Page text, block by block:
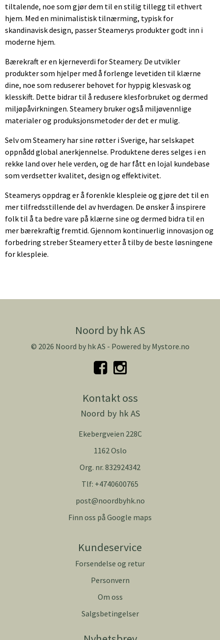
tiltalende, noe som gjør dem til en stilig tillegg til ethvert
hjem. Med en minimalistisk tilnærming, typisk for
skandinavisk design, passer Steamerys produkter godt inn i
moderne hjem.
Bærekraft er en kjerneverdi for Steamery. De utvikler
produkter som hjelper med å forlenge levetiden til klærne
dine, noe som reduserer behovet for hyppig klesvask og
klesskift. Dette bidrar til å redusere klesforbruket og dermed
miljøpåvirkningen. Steamery bruker også miljøvennlige
materialer og produksjonsmetoder der det er mulig.
Selv om Steamery har sine røtter i Sverige, har selskapet
oppnådd global anerkjennelse. Produktene deres selges i en
rekke land over hele verden, og de har fått en lojal kundebase
som verdsetter kvalitet, design og effektivitet.
Steamerys oppdrag er å forenkle klespleie og gjøre det til en
mer tilfredsstillende del av hverdagen. De ønsker å inspirere
folk til å ta bedre vare på klærne sine og dermed bidra til en
mer bærekraftig fremtid. Gjennom kontinuerlig innovasjon og
forbedring streber Steamery etter å tilby de beste løsningene
for klespleie.
Noord by hk AS
© 2026 Noord by hk AS - Powered by Mystore.no
Kontakt oss
Noord by hk AS
Ekebergveien 228C
1162 Oslo
Org. nr. 832924342
Tlf: +4740600765
post@noordbyhk.no
Finn oss på Google maps
Kundeservice
Forsendelse og retur
Personvern
Om oss
Salgsbetingelser